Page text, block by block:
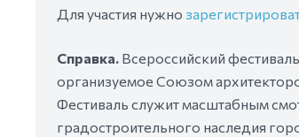
Для участия нужно
Справка. Всероссийский
организуемое Союзом
Фестиваль служит масштабным
градостроительного наследия